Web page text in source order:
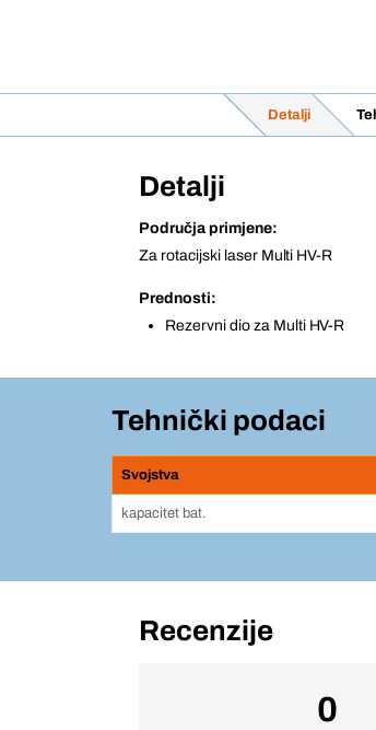
Detalji
Detalji
Područja primjene:
Za rotacijski laser Multi HV-R
Prednosti:
Rezervni dio za Multi HV-R
Tehnički podaci
Svojstva
kapacitet bat.
Recenzije
0